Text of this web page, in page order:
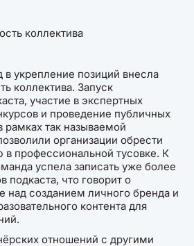
в укрепление позиций внесла
коллектива. Запуск
участие в экспертных
и проведение публичных
рамках так называемой
организации обрести
профессиональной тусовке. К
успела записать уже более
подкаста, что говорит о
над созданием личного бренда и
контента для
отношений с другими